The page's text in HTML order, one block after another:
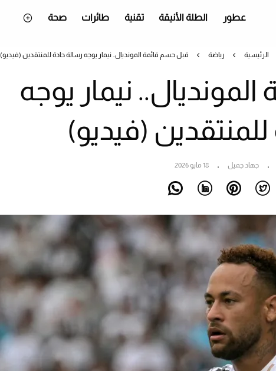
عطور الطلة الأنيقة تقنية طائرات صحة
الرئيسية رياضة قبل حسم قائمة المونديال.. نيمار يوجه رسالة حادة للمنتقدين (فيديو)
نيمار يوجه
(فيديو)
جهاد جميل 18 مايو 2026